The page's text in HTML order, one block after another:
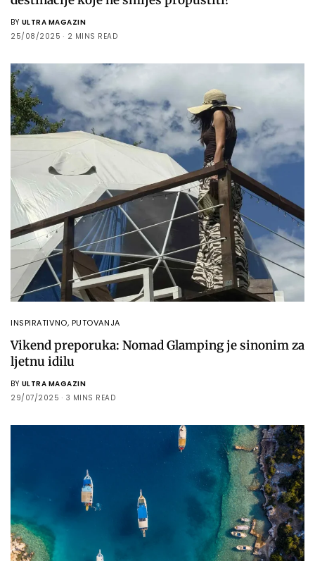
BY ULTRA MAGAZIN
25/08/2025
2 MINS READ
INSPIRATIVNO, PUTOVANJA
Vikend preporuka: Nomad Glamping je sinonim za
ljetnu idilu
BY ULTRA MAGAZIN
29/07/2025
3 MINS READ